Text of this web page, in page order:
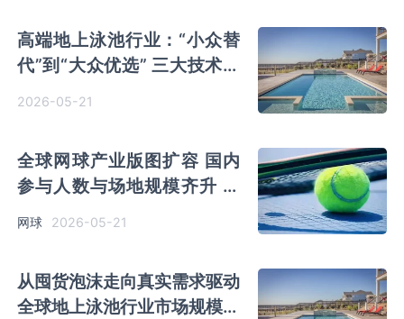
高端地上泳池行业：“小众替
代”到“大众优选” 三大技术突
2026-05-21
全球网球产业版图扩容 国内
参与人数与场地规模齐升 多
维改革推动行业高质量发展
网球 2026-05-21
从囤货泡沫走向真实需求驱动
全球地上泳池行业市场规模将